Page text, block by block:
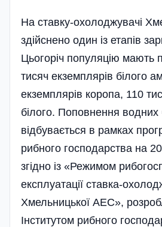
На ставку-охолоджувачі
здійснено один із етапів
Цьогоріч популяцію мають
тисяч екземплярів білого
екземплярів ко­роп­а, 110
бі­лого. Поповнення водних
відбувається в рамках
рибного господарства на
згідно із «Режимом
експлуатації ставка-
Хмельницької АЕС»,
Інститутом рибного